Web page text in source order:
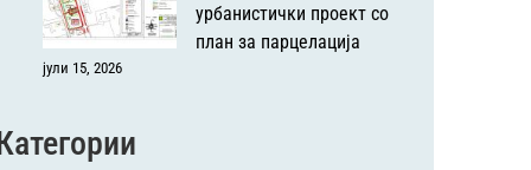
урбанистички проект со
план за парцелација
јули 15, 2026